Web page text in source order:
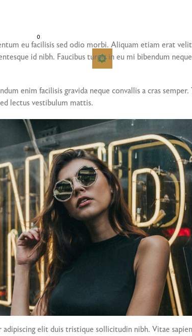
0
eu facilisis sed odio morbi. Aliquam etiam erat
id nibh. Faucibus turpis in eu mi bibendum
enim facilisis gravida neque convallis a cras
lectus vestibulum mattis.
elit duis tristique sollicitudin nibh. Vitae